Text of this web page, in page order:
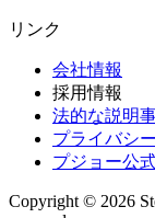
リンク
会社情報
採用情報
法的な説明
プライバシ
プジョー公
Copyright © 2026